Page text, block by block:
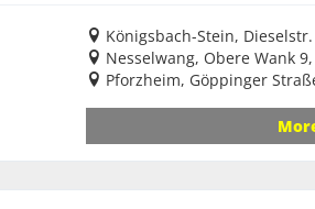
Königsbach-Stein,
Nesselwang, Obere Wank
Pforzheim, Göppinger